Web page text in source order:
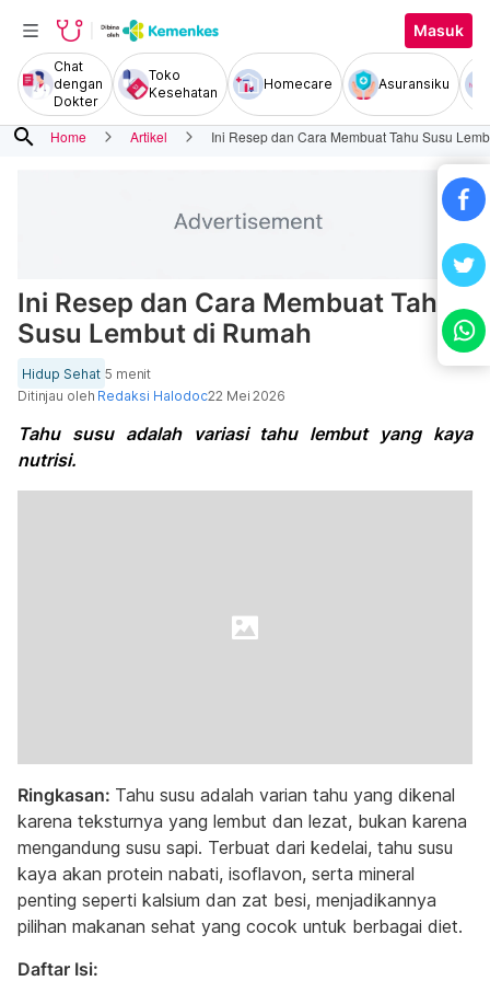
Masuk
Chat
dengan
Dokter
Toko
Kesehatan
Homecare Asuransiku
search Home Artikel Ini Resep dan Cara Membuat Tahu Susu
Ini Resep dan Cara Membuat Tahu
Susu Lembut di Rumah
Hidup Sehat 5 menit
Ditinjau oleh Redaksi Halodoc22 Mei 2026
Tahu susu adalah variasi tahu lembut yang kaya
nutrisi.
Ringkasan: Tahu susu adalah varian tahu yang dikenal
karena teksturnya yang lembut dan lezat, bukan karena
mengandung susu sapi. Terbuat dari kedelai, tahu susu
kaya akan protein nabati, isoflavon, serta mineral
penting seperti kalsium dan zat besi, menjadikannya
pilihan makanan sehat yang cocok untuk berbagai diet.
Daftar Isi: